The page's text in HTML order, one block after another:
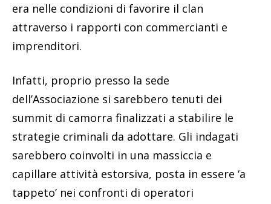
era nelle condizioni di favorire il clan
attraverso i rapporti con commercianti e
imprenditori.
Infatti, proprio presso la sede
dell’Associazione si sarebbero tenuti dei
summit di camorra finalizzati a stabilire le
strategie criminali da adottare. Gli indagati
sarebbero coinvolti in una massiccia e
capillare attività estorsiva, posta in essere ‘a
tappeto’ nei confronti di operatori